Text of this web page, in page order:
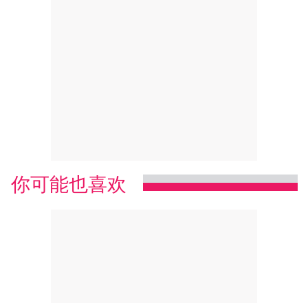
你可能也喜欢